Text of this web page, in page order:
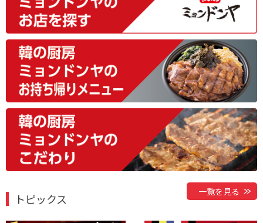
トピックス 一覧を見る